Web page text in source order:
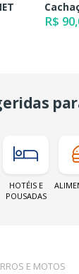
R$
HOTÉIS E
POUSADAS
E MOTOS